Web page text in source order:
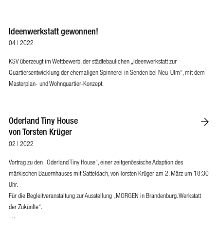
Ideenwerkstatt gewonnen!
04 | 2022
KSV überzeugt im Wettbewerb, der städtebaulichen „Ideenwerkstatt zur
Quartiersentwicklung der ehemaligen Spinnerei in Senden bei Neu-Ulm“, mit dem
Masterplan- und Wohnquartier-Konzept.
Oderland Tiny House
von Torsten Krüger
02 | 2022
Vortrag zu den „Oderland Tiny House“, einer zeitgenössische Adaption des
märkischen Bauernhauses mit Satteldach, von Torsten Krüger am 2. März um 18:30
Uhr.
Für die Begleitveranstaltung zur Ausstellung „MORGEN in Brandenburg. Werkstatt
der Zukünfte“.
…